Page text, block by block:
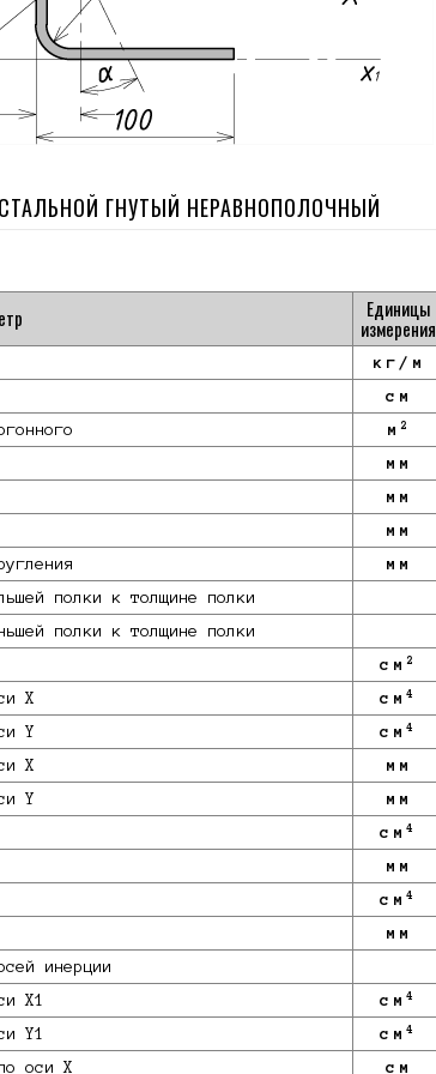
ГНУТЫЙ НЕРАВНОПОЛОЧНЫЙ
Единицы
измерения
кг/м
см
м 2
мм
мм
мм
мм
полки к толщине полки
полки к толщине полки
см 2
X см 4
Y см 4
X мм
Y мм
см 4
мм
см 4
мм
инерции
X1 см 4
Y1 см 4
оси X см